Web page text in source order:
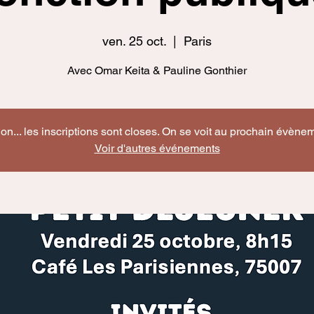
ven. 25 oct. Paris
Avec Omar Keita & Pauline Gonthier
les inscriptions sont closes. On se voit au prochain
Voir d'autres événements